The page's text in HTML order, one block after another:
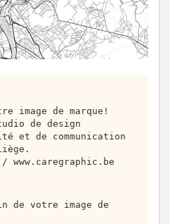
image de marque!
de design
et de communication
/ www.caregraphic.be
de votre image de